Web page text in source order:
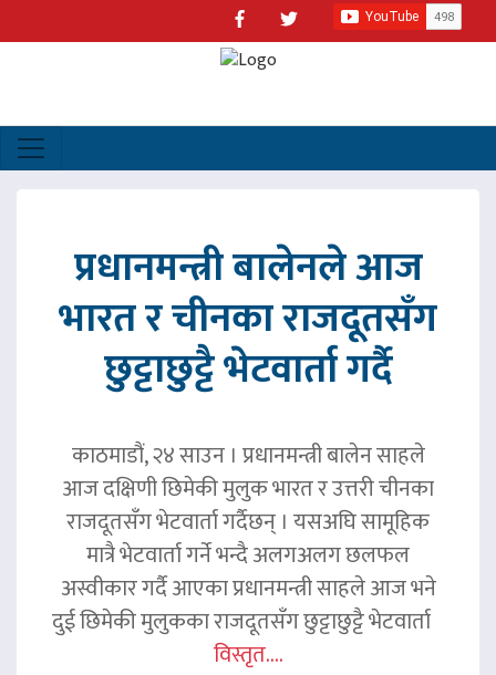
प्रधानमन्त्री बालेनले आज
भारत र चीनका राजदूतसँग
छुट्टाछुट्टै भेटवार्ता गर्दै
काठमाडौं, २४ साउन । प्रधानमन्त्री बालेन साहले
आज दक्षिणी छिमेकी मुलुक भारत र उत्तरी चीनका
राजदूतसँग भेटवार्ता गर्दैछन् । यसअघि सामूहिक
मात्रै भेटवार्ता गर्ने भन्दै अलगअलग छलफल
अस्वीकार गर्दै आएका प्रधानमन्त्री साहले आज भने
दुई छिमेकी मुलुकका राजदूतसँग छुट्टाछुट्टै भेटवार्ता
विस्तृत....